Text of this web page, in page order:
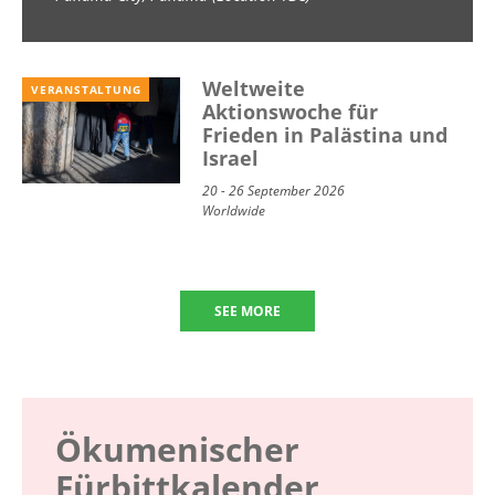
VERANSTALTUNG
Weltweite
Aktionswoche für
Frieden in Palästina und
Israel
20 - 26 September 2026
Worldwide
SEE MORE
Ökumenischer